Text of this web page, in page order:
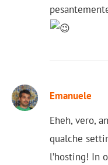
Emanuele
Eheh, vero,
qualche
l’hosting! In